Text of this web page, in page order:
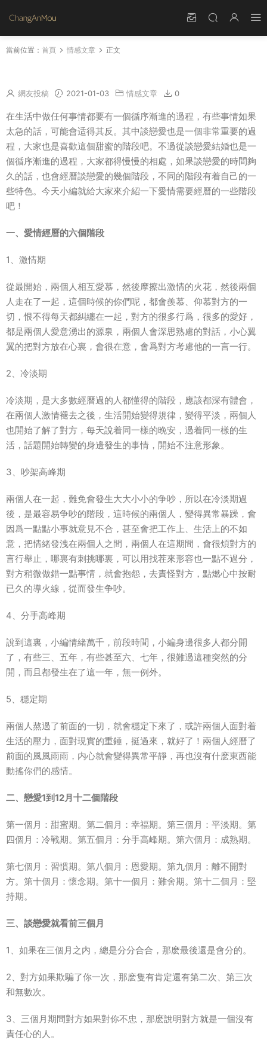
當前位置： 首頁 情感文章 正文
網友投稿 2021-01-03 情感文章 0
在生活中做任何事情都要有一個循序漸進的過程，有些事情如果
太急的話，可能會适得其反。其中談戀愛也是一個非常重要的過
程，大家也是喜歡這個甜蜜的階段吧。不過從談戀愛結婚也是一
個循序漸進的過程，大家都得慢慢的相處，如果談戀愛的時間夠
久的話，也會經曆談戀愛的幾個階段，不同的階段有着自己的一
些特色。今天小編就給大家來介紹一下愛情需要經曆的一些階段
吧！
一、愛情經曆的六個階段
1、激情期
從最開始，兩個人相互愛慕，然後摩擦出激情的火花，然後兩個
人走在了一起，這個時候的你們呢，都會羨慕、仰慕對方的一
切，恨不得每天都糾纏在一起，對方的很多行爲，很多的愛好，
都是兩個人愛意湧出的源泉，兩個人會深思熟慮的對話，小心翼
翼的把對方放在心裏，會很在意，會爲對方考慮他的一言一行。
2、冷淡期
冷淡期，是大多數經曆過的人都懂得的階段，應該都深有體會，
在兩個人激情褪去之後，生活開始變得規律，變得平淡，兩個人
也開始了解了對方，每天說着同一樣的晚安，過着同一樣的生
活，話題開始轉變的身邊發生的事情，開始不注意形象。
3、吵架高峰期
兩個人在一起，難免會發生大大小小的争吵，所以在冷淡期過
後，是最容易争吵的階段，這時候的兩個人，變得異常暴躁，會
因爲一點點小事就意見不合，甚至會把工作上、生活上的不如
意，把情緒發洩在兩個人之間，兩個人在這期間，會很煩對方的
言行舉止，哪裏有刺挑哪裏，可以用找茬來形容也一點不過分，
對方稍微做錯一點事情，就會抱怨，去責怪對方，點燃心中按耐
已久的導火線，從而發生争吵。
4、分手高峰期
說到這裏，小編情緒萬千，前段時間，小編身邊很多人都分開
了，有些三、五年，有些甚至六、七年，很難過這種突然的分
開，而且都發生在了這一年，無一例外。
5、穩定期
兩個人熬過了前面的一切，就會穩定下來了，或許兩個人面對着
生活的壓力，面對現實的重錘，挺過來，就好了！兩個人經曆了
前面的風風雨雨，内心就會變得異常平靜，再也沒有什麽東西能
動搖你們的感情。
二、戀愛1到12月十二個階段
第一個月：甜蜜期。第二個月：幸福期。第三個月：平淡期。第
四個月：冷戰期。第五個月：分手高峰期。第六個月：成熟期。
第七個月：習慣期。第八個月：恩愛期。第九個月：離不開對
方。第十個月：懷念期。第十一個月：難舍期。第十二個月：堅
持期。
三、談戀愛就看前三個月
1、如果在三個月之内，總是分分合合，那麽最後還是會分的。
2、對方如果欺騙了你一次，那麽隻有肯定還有第二次、第三次
和無數次。
3、三個月期間對方如果對你不忠，那麽說明對方就是一個沒有
責任心的人。